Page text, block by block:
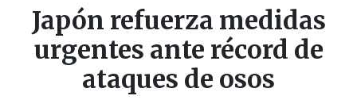
Japón refuerza medidas
urgentes ante récord de
ataques de osos